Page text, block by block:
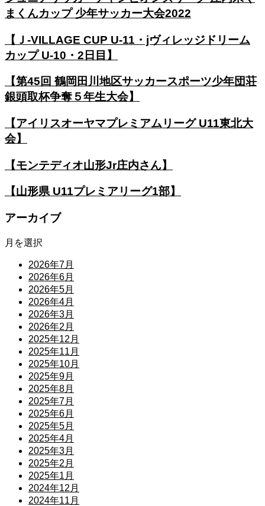
まくんカップ 少年サッカー大会2022
【Ｊ-VILLAGE CUP U-11・jヴィレッジドリーム
カップ U-10・2日目】
【第45回 鶴岡田川地区サッカースポーツ少年団荘
銀頭取杯争奪５年生大会】
【アイリスオーヤマプレミアムリーグ U11東北大
会】
【モンテディオ山形Jr庄内さん】
【山形県 U11プレミアリーグ1部】
アーカイブ
月を選択
2026年7月
2026年6月
2026年5月
2026年4月
2026年3月
2026年2月
2025年12月
2025年11月
2025年10月
2025年9月
2025年8月
2025年7月
2025年6月
2025年5月
2025年4月
2025年3月
2025年2月
2025年1月
2024年12月
2024年11月